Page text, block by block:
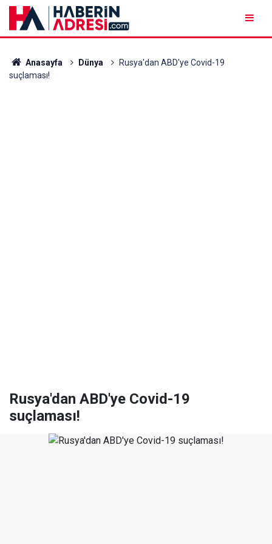
Anasayfa Dünya
Rusya'dan ABD'ye Covid-19
suçlaması!
Rusya'dan ABD'ye Covid-19
suçlaması!